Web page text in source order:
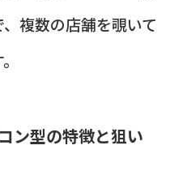
複数の店舗を覗いて
ン型の特徴と狙い